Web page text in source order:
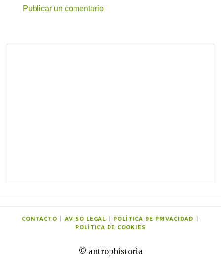
m
Publicar un comentario
© antrophistoria
CONTACTO AVISO LEGAL POLÍTICA DE PRIVACIDAD
POLÍTICA DE COOKIES